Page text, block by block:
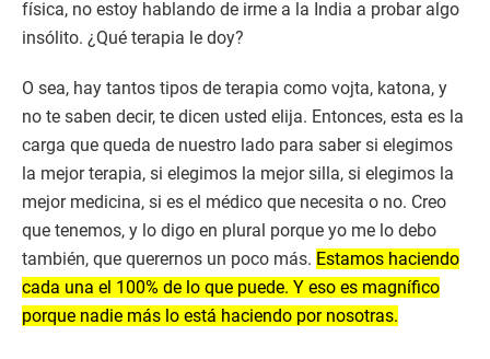
física, no estoy hablando de irme a la India a probar algo
insólito. ¿Qué terapia le doy?
O sea, hay tantos tipos de terapia como vojta, katona, y
no te saben decir, te dicen usted elija. Entonces, esta es la
carga que queda de nuestro lado para saber si elegimos
la mejor terapia, si elegimos la mejor silla, si elegimos la
mejor medicina, si es el médico que necesita o no. Creo
que tenemos, y lo digo en plural porque yo me lo debo
también, que querernos un poco más. Estamos haciendo
cada una el 100% de lo que puede. Y eso es magnífico
porque nadie más lo está haciendo por nosotras.